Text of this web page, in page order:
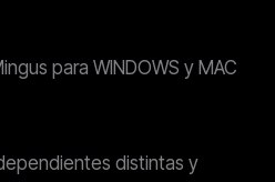
para WINDOWS y MAC
distintas y